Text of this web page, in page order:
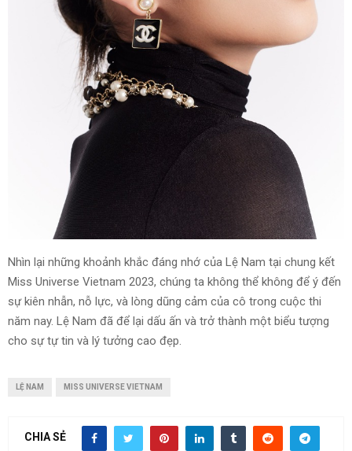
Nhìn lại những khoảnh khắc đáng nhớ của Lệ Nam tại chung kết
Miss Universe Vietnam 2023, chúng ta không thể không để ý đến
sự kiên nhẫn, nỗ lực, và lòng dũng cảm của cô trong cuộc thi
năm nay. Lệ Nam đã để lại dấu ấn và trở thành một biểu tượng
cho sự tự tin và lý tưởng cao đẹp.
LỆ NAM MISS UNIVERSE VIETNAM
CHIA SẺ